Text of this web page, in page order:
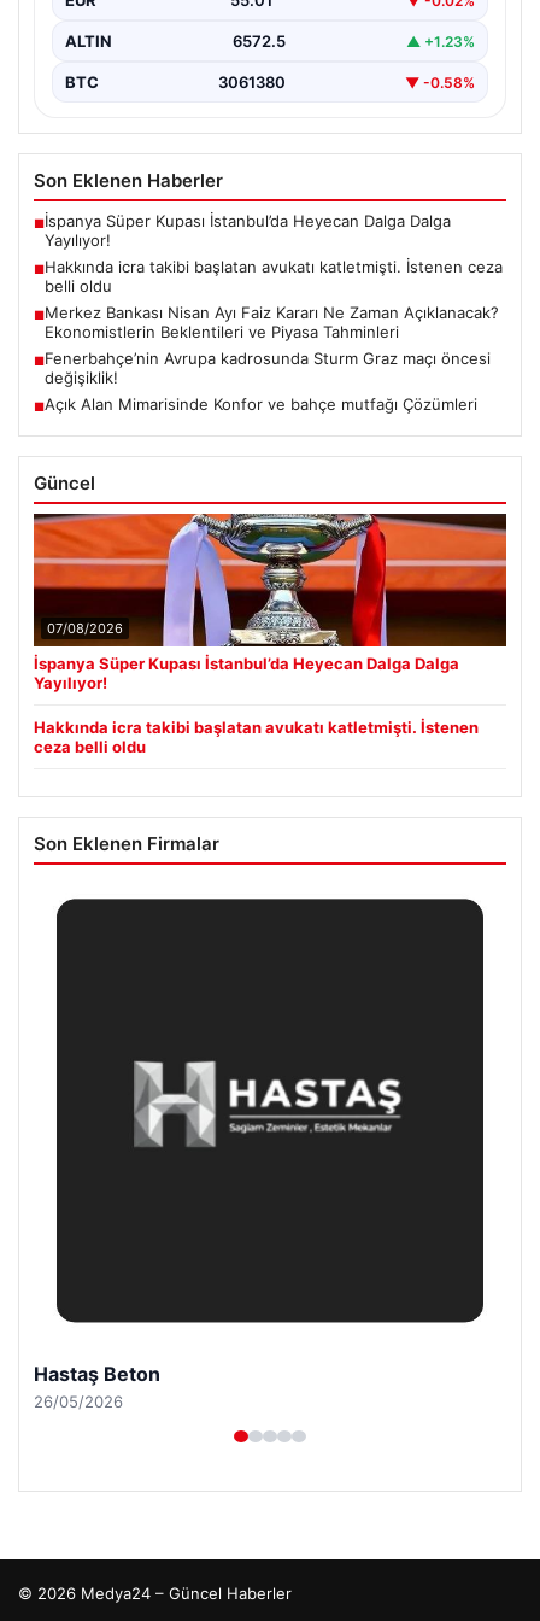
ALTIN 6572.5 ▲ +1.23%
BTC 3061380 ▼ -0.58%
Son Eklenen Haberler
■İspanya Süper Kupası İstanbul’da Heyecan Dalga Dalga
Yayılıyor!
■Hakkında icra takibi başlatan avukatı katletmişti. İstenen ceza
belli oldu
■Merkez Bankası Nisan Ayı Faiz Kararı Ne Zaman Açıklanacak?
Ekonomistlerin Beklentileri ve Piyasa Tahminleri
■Fenerbahçe’nin Avrupa kadrosunda Sturm Graz maçı öncesi
değişiklik!
■Açık Alan Mimarisinde Konfor ve bahçe mutfağı Çözümleri
Güncel
07/08/2026
İspanya Süper Kupası İstanbul’da Heyecan Dalga Dalga
Yayılıyor!
Hakkında icra takibi başlatan avukatı katletmişti. İstenen
ceza belli oldu
Son Eklenen Firmalar
Hastaş Beton
26/05/2026
© 2026 Medya24 – Güncel Haberler